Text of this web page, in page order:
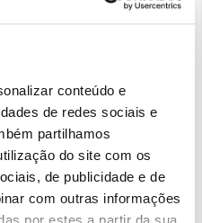
conteúdo e
de redes sociais e
partilhamos
do site com os
de publicidade e de
com outras informações
por estes a partir da sua
ou seja, o que foi feito, o
ou sofrido
para uma
futuro e a confiança que
isto comtransparência
sempre que possível,